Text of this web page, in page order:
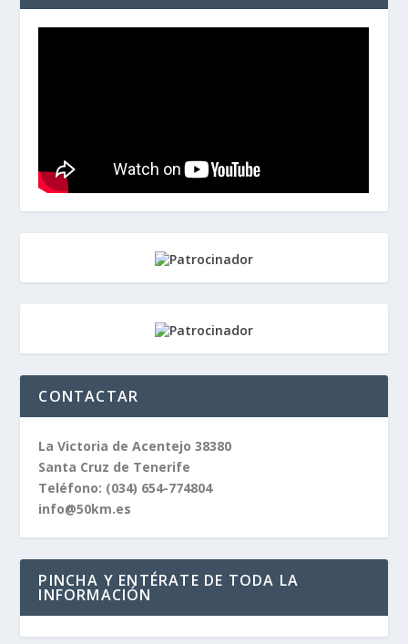
CONTACTAR
La Victoria de Acentejo 38380
Santa Cruz de Tenerife
Teléfono: (034) 654-774804
info@50km.es
PINCHA Y ENTÉRATE DE TODA LA
INFORMACIÓN